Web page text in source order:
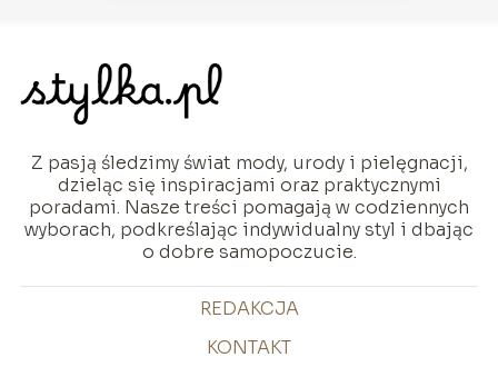
Z pasją śledzimy świat mody, urody i pielęgnacji,
dzieląc się inspiracjami oraz praktycznymi
poradami. Nasze treści pomagają w codziennych
wyborach, podkreślając indywidualny styl i dbając
o dobre samopoczucie.
REDAKCJA
KONTAKT